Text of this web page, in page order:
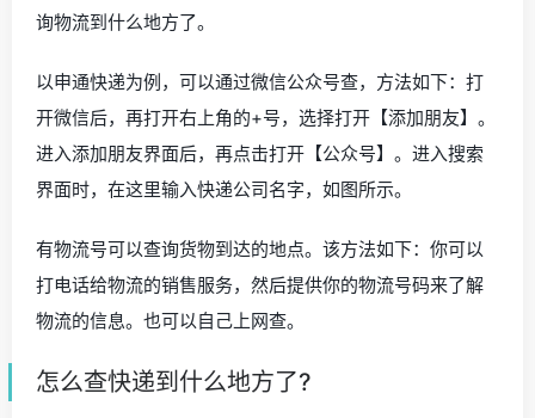
询物流到什么地方了。
以申通快递为例，可以通过微信公众号查，方法如下：打
开微信后，再打开右上角的+号，选择打开【添加朋友】。
进入添加朋友界面后，再点击打开【公众号】。进入搜索
界面时，在这里输入快递公司名字，如图所示。
有物流号可以查询货物到达的地点。该方法如下：你可以
打电话给物流的销售服务，然后提供你的物流号码来了解
物流的信息。也可以自己上网查。
怎么查快递到什么地方了?